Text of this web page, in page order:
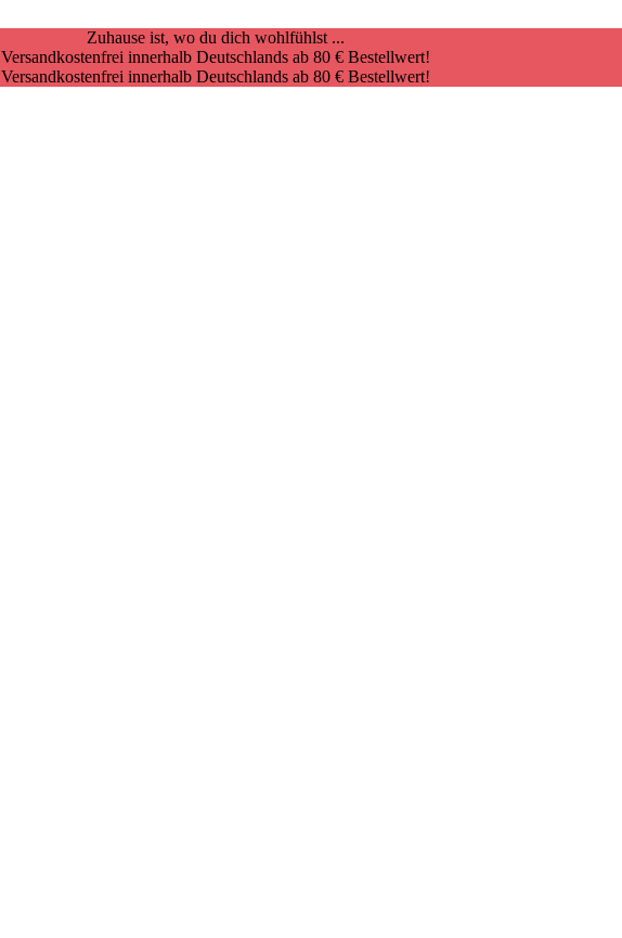
Zuhause ist, wo du dich wohlfühlst ...
Versandkostenfrei innerhalb Deutschlands ab 80 € Bestellwert!
Versandkostenfrei innerhalb Deutschlands ab 80 € Bestellwert!